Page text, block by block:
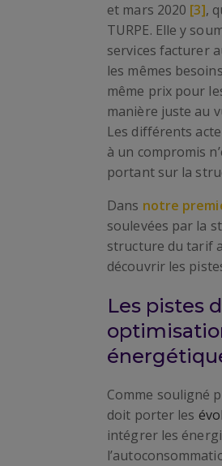
et mars 2020 [3],
TURPE. Elle y
services facturer
les mêmes
même prix pour
manière juste au
Les différents
à un compromis
portant sur la
Dans notre
soulevées par la
structure du tarif
découvrir les
Les pistes
Comme souligné
doit porter les
intégrer les